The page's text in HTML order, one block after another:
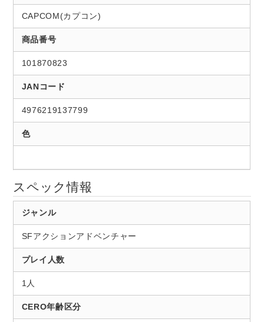
CAPCOM(カプコン)
商品番号
101870823
JANコード
4976219137799
色
スペック情報
ジャンル
SFアクションアドベンチャー
プレイ人数
1人
CERO年齢区分